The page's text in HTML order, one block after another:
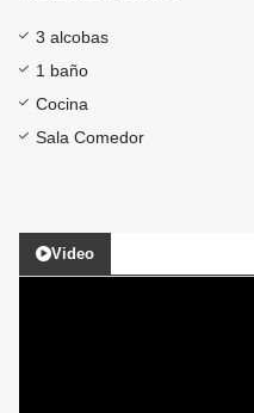
3 alcobas
1 baño
Cocina
Sala Comedor
Video